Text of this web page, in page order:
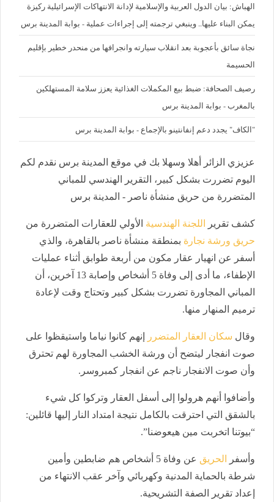
الهباش: بيان الدول العربية والإسلامية لإدانة الانتهاكات الإسرائيلية ركيزة
يمكن البناء عليها.. وينبغي ترجمته إلى إجراءات عملية - بوابة المدينة برس
نجاة سائق بأعجوبة بعد انقلاب سيارته وانجرافها من منحدر خطير بإقليم
الحسيمة
رصيف الصحافة: ضبط بيع المكملات الغذائية يعزز سلامة المستهلكين
بالمغرب - بوابة المدينة برس
"الكاف" يجدد دعم إنفانتينو بالإجماع - بوابة المدينة برس
عزيزي الزائر أهلا وسهلا بك في موقع المدينة برس نقدم لكم
اليوم تضررت بشكل كبير، التقرير الهندسي للمباني
المتضررة من حريق منشأة ناصر - المدينة برس
كشف تقرير اللجنة الهندسية الأولي للعقارات المتضررة من
حريق ورشة نجارة بمنطقة منشأة ناصر بالقاهرة، والذي
أسفر عن انهيار عقار مكون من أربعة طوابق أثناء عمليات
الإطفاء، ما أدى إلى وفاة 5 أشخاص وإصابة 13 آخرين، أن
المباني المجاورة تضررت بشكل كبير وتحتاج وقت لإعادة
ترميم المنهار منها.
وقال سكان العقار المتضرر
إنهم كانوا نياما واستيقظوا على
صوت انفجار ليتضح أن ورشة الخشب المجاورة لهم تحترق
وأن صوت الانفجار ناجم عن انفجار كمبروسر.
وأضافوا أنهم هرولوا إلى أسفل العقار وتركوا كل شيء
بالشقق التي احترقت بالكامل نتيجة امتداد النار إليها قائلين:
“بيوتنا اتخربت مين هيعوضنا”.
وأسفر الحريق
عن وفاة 5 أشخاص هم ضابطين وأمين
شرطة بالحماية المدنية وكهربائي وآخر عقب الانتهاء من
إعداد تقرير الصفة التشريحية.